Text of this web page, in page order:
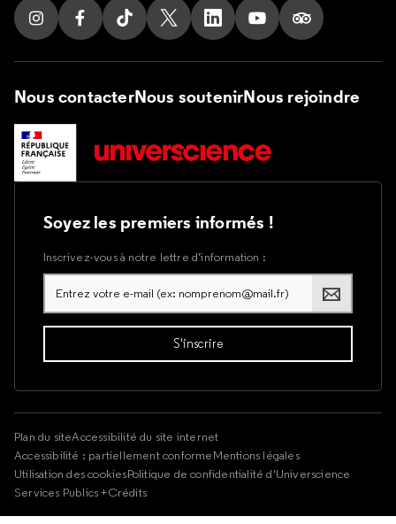
Suivez nous sur Instagram
Suivez nous sur Facebook
Suivez nous sur Tik Tok
Suivez nous sur X
Suivez nous sur LinkedIn
Suivez nous sur
Suivez nous
Nous contacterNous soutenirNous rejoindre
Soyez les premiers informés !
Inscrivez-vous à notre lettre d’information :
Plan du siteAccessibilité du site internet
Accessibilité : partiellement conformeMentions légales
Utilisation des cookiesPolitique de confidentialité d'Universcience
Services Publics +Crédits